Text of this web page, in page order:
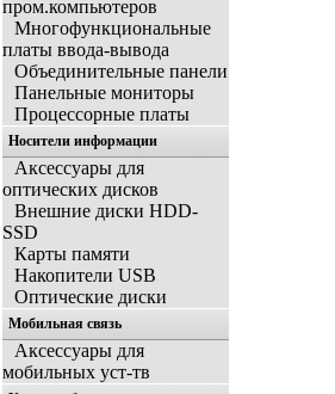
пром.компьютеров
Многофункциональные
платы ввода-вывода
Объединительные панели
Панельные мониторы
Процессорные платы
Носители информации
Аксессуары для
оптических дисков
Внешние диски HDD-
SSD
Карты памяти
Накопители USB
Оптические диски
Мобильная связь
Аксессуары для
мобильных уст-тв